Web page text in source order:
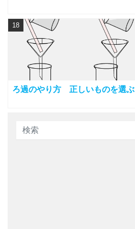
ろ過のやり方 正しいものを選ぶ
18